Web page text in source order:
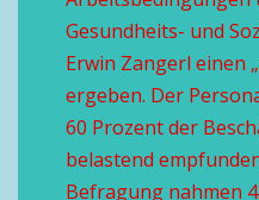
Gesundheits- und
Erwin Zangerl einen
ergeben. Der
60 Prozent der
belastend
Befragung nahmen